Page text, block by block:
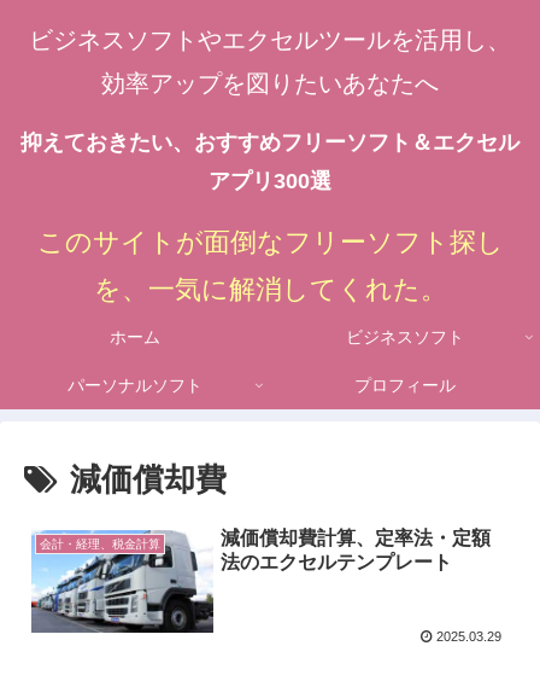
ビジネスソフトやエクセルツールを活用し、
効率アップを図りたいあなたへ
抑えておきたい、おすすめフリーソフト＆エクセル
アプリ300選
このサイトが面倒なフリーソフト探し
を、一気に解消してくれた。
ホーム ビジネスソフト
パーソナルソフト プロフィール
減価償却費
会計・経理、税金計算
減価償却費計算、定率法・定額
法のエクセルテンプレート
2025.03.29